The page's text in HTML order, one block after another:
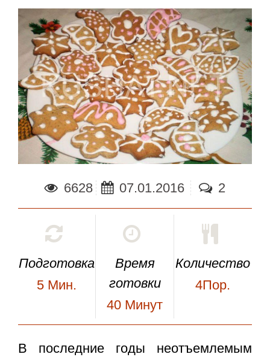
6628 07.01.2016 2
Подготовка
5 Мин.
Время
готовки
40 Минут
Количество
4Пор.
В последние годы неотъемлемым